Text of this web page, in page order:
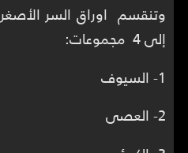
إلى 4 مجموعات:
1- السيوف
2- العصى